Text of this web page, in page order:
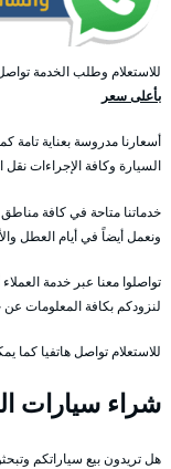
للاستعلام وطلب الخدمة
بأعلى سعر
أسعارنا مدروسة بعناية تامة
السيارة وكافة الإجراءات نقل
خدماتنا متاحة في كافة
ونعمل أيضاً في أيام العطل
تواصلوا معنا عبر خدمة
لنزودكم بكافة المعلومات عن
للاستعلام تواصل هاتفيا
شراء سيارات
هل تريدون بيع سياراتكم